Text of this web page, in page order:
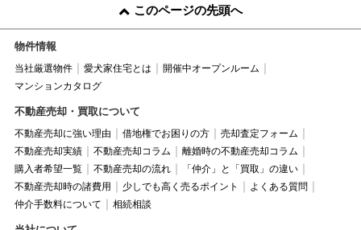
このページの先頭へ
物件情報
当社厳選物件 愛犬家住宅とは
開催中オープンルーム
マンションカタログ
不動産売却・買取について
不動産売却に強い理由 借地権でお困りの方
売却査定フォーム
不動産売却実績
不動産売却コラム
離婚時の不動産売却コラム
購入者希望一覧
不動産売却の流れ
「仲介」と「買取」の違い
不動産売却時の諸費用
少しでも高く売るポイント
よくある質問
仲介手数料について
相続相談